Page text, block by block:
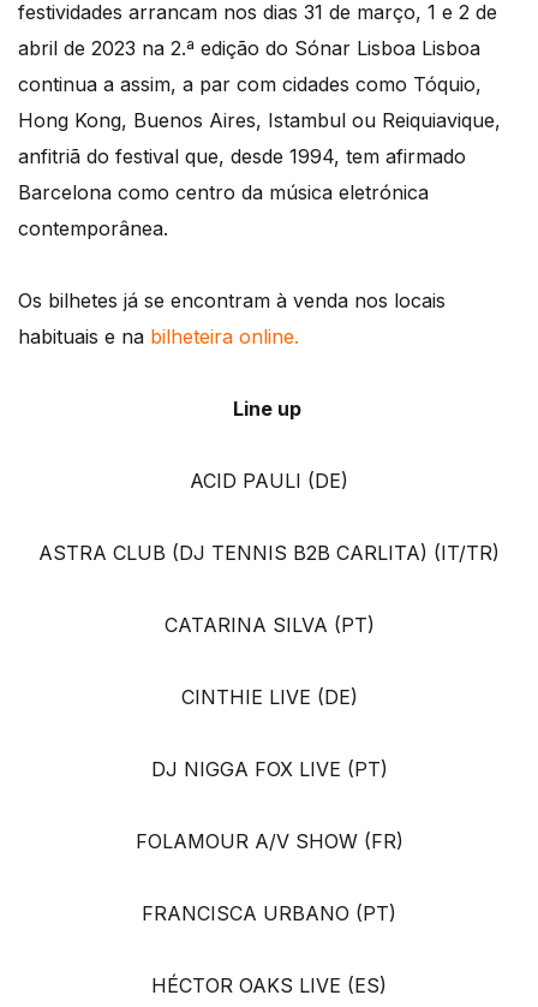
festividades arrancam nos dias 31 de março, 1 e 2 de
abril de 2023 na 2.ª edição do Sónar Lisboa Lisboa
continua a assim, a par com cidades como Tóquio,
Hong Kong, Buenos Aires, Istambul ou Reiquiavique,
anfitriã do festival que, desde 1994, tem afirmado
Barcelona como centro da música eletrónica
contemporânea.
Os bilhetes já se encontram à venda nos locais
habituais e na bilheteira online.
Line up
ACID PAULI (DE)
ASTRA CLUB (DJ TENNIS B2B CARLITA) (IT/TR)
CATARINA SILVA (PT)
CINTHIE LIVE (DE)
DJ NIGGA FOX LIVE (PT)
FOLAMOUR A/V SHOW (FR)
FRANCISCA URBANO (PT)
HÉCTOR OAKS LIVE (ES)